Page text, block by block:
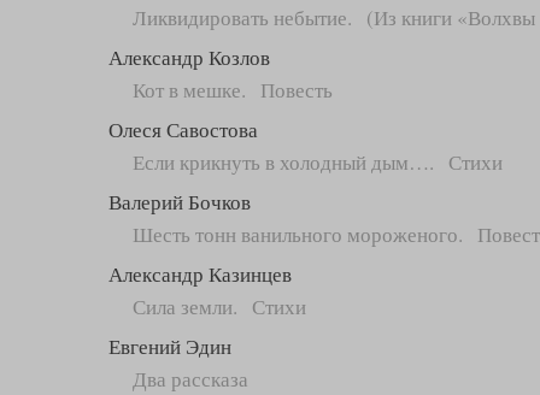
Ликвидировать небытие. (Из книги «Волхвы
Александр Козлов
Кот в мешке. Повесть
Олеся Савостова
Если крикнуть в холодный дым…. Стихи
Валерий Бочков
Шесть тонн ванильного мороженого.
Александр Казинцев
Сила земли. Стихи
Евгений Эдин
Два рассказа